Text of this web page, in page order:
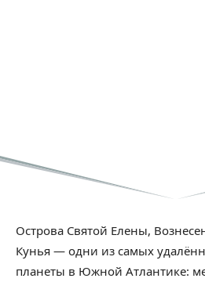
Острова Святой Елены,
Кунья — одни из самых
планеты в Южной Атлантике: